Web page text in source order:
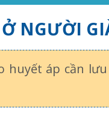
NGƯỜI
áp cần